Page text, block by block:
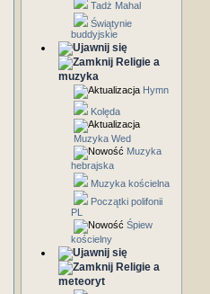
Tadż Mahal
Świątynie
buddyjskie
Religie a
muzyka
Hymn
Kolęda
Muzyka Wed
Muzyka
hebrajska
Muzyka kościelna
Początki polifonii
PL
Śpiew
kościelny
Religie a
meteoryt